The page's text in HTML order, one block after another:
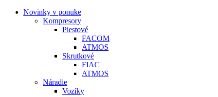
Novinky v ponuke
Kompresory
Piestové
FACOM
ATMOS
Skrutkové
FIAC
ATMOS
Náradie
Vozíky